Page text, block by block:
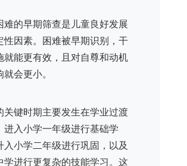
难的早期筛查是儿童良好发展
性因素。困难被早期识别，干
就能更有效，且对自尊和动机
会更小。
关键时期主要发生在学业过渡
进入小学一年级进行基础学
入小学二年级进行巩固，以及
学进行更复杂的技能学习。这